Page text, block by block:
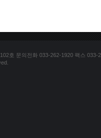
호 문의전화 033-262-1920 팩스 033-